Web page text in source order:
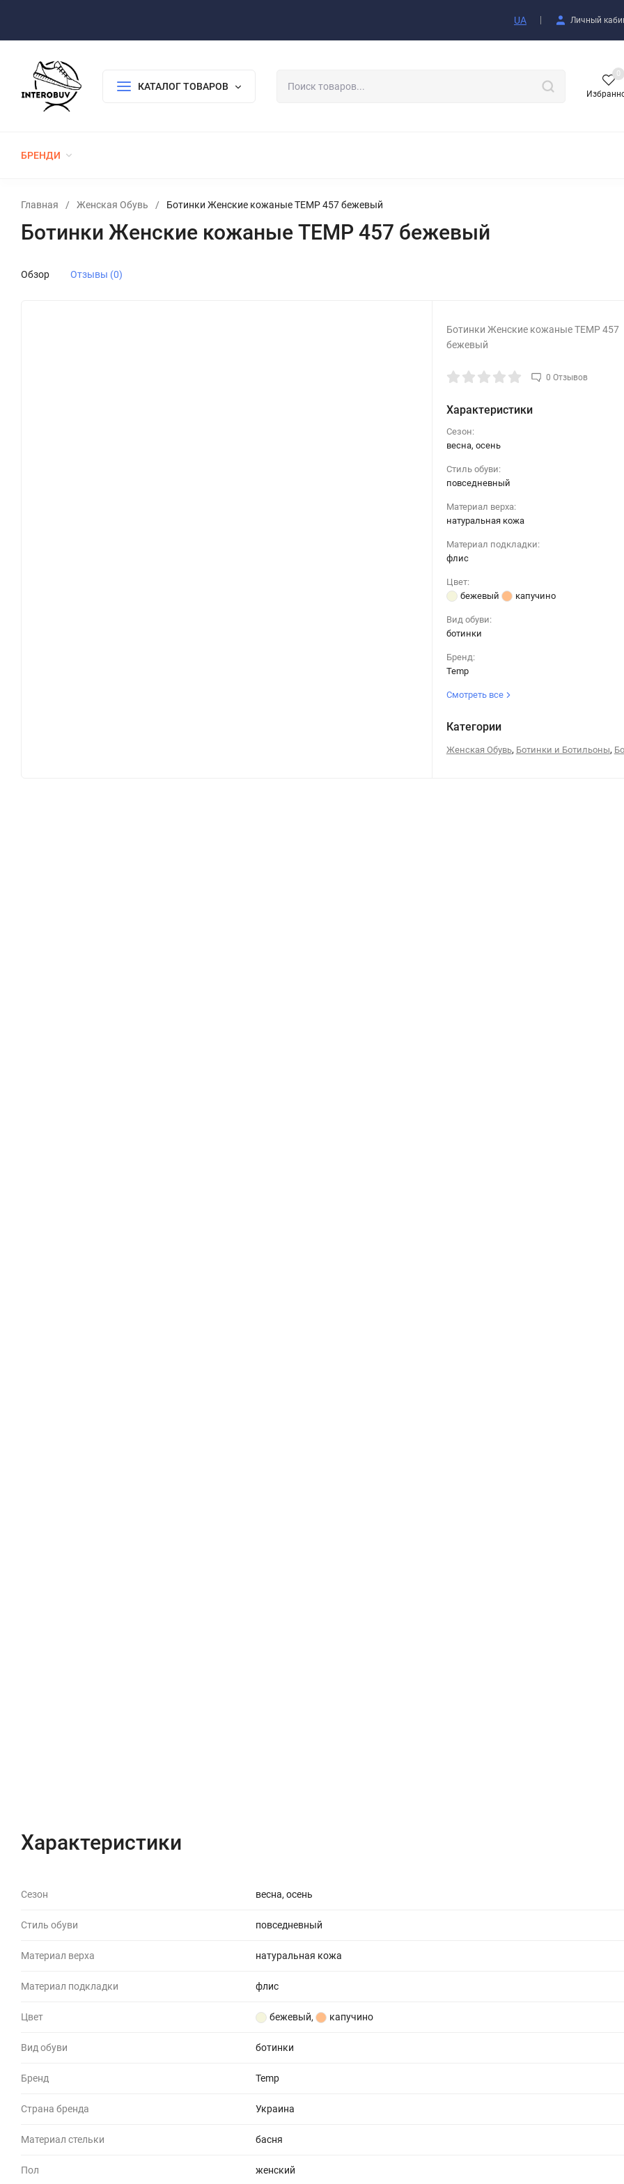
UA Личный
КАТАЛОГ ТОВАРОВ
0
БРЕНДИ
Главная / Женская Обувь / Ботинки Женские кожаные TEMP 457 бежевый
Ботинки Женские кожаные TEMP 457 бежевый
Обзор Отзывы (0)
Ботинки Женские кожаные TEMP 457
бежевый
0 Отзывов
Характеристики
Сезон:
весна, осень
Стиль обуви:
повседневный
Материал верха:
натуральная кожа
Материал подкладки:
флис
Цвет:
бежевый
капучино
Вид обуви:
ботинки
Бренд:
Temp
Смотреть все
Категории
Женская Обувь, Ботинки и Ботильоны,
Характеристики
Сезон весна, осень
Стиль обуви повседневный
Материал верха натуральная кожа
Материал подкладки флис
Цвет бежевый, капучино
Вид обуви ботинки
Бренд Temp
Страна бренда Украина
Материал стельки басня
Пол женский